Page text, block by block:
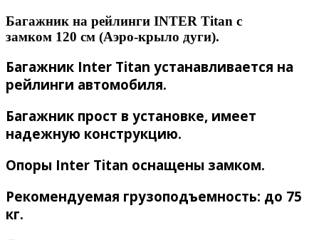
Багажник на рейлинги INTER Titan с
замком 120 см (Аэро-крыло дуги).
Багажник Inter Titan устанавливается на
рейлинги автомобиля.
Багажник прост в установке, имеет
надежную конструкцию.
Опоры Inter Titan оснащены замком.
Рекомендуемая грузоподъемность: до 75
кг.